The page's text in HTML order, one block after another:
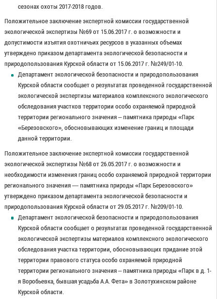
сезонах охоты 2017-2018 годов.
Положительное заключение экспертной комиссии государственной
экологической экспертизы №69 от 15.06.2017 г. о возможности и
допустимости изъятия охотничьих ресурсов в указанных объемах
утверждено приказом департамента экологической безопасности и
природопользования Курской области от 15.06.2017 г. №249/01-10.
Департамент экологической безопасности и природопользования
Курской области сообщает о результатах проведенной государственной
экологической экспертизы материалов комплексного экологического
обследования участков территории особо охраняемой природной
территории регионального значения – памятника природы «Парк
«Березовского», обосновывающих изменение границ и площади
данной территории.
Положительное заключение экспертной комиссии государственной
экологической экспертизы №68 от 26.05.2017 г. о возможности и
необходимости изменения границ особо охраняемой природной территории
регионального значения — памятника природы «Парк Березовского»
утверждено приказом департамента экологической безопасности и
природопользования Курской области от 29.05.2017 г. №209/01-10.
Департамент экологической безопасности и природопользования
Курской области сообщает о результатах проведенной государственной
экологической экспертизы материалов комплексного экологического
обследования участка территории, обосновывающих придание этой
территории правового статуса особо охраняемой природной
территории регионального значения – памятника природы «Парк в д. 1-
я Воробьевка, бывшая усадьба А.А. Фета» в Золотухинском районе
Курской области.